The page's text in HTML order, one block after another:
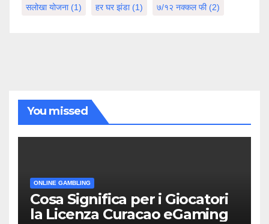
सलोखा योजना(1) हर घर झंडा(1) ७/१२ नक्कल फी(2)
You missed
ONLINE GAMBLING
Cosa Significa per i Giocatori
la Licenza Curacao eGaming